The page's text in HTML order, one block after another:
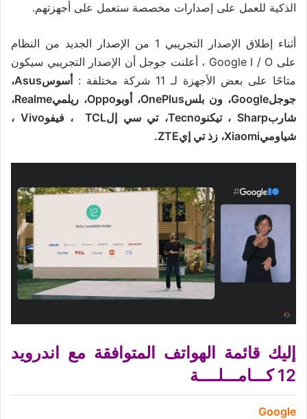
الذكية للعمل على إصدارات مخصصة ستعمل على أجهزتهم.
أثناء إطلاق الإصدار التجريبي 1 من الإصدار الجديد من النظام
على Google I / O ، أعلنت جوجل أن الإصدار التجريبي سيكون
متاحًا على بعض الأجهزة لـ 11 شركة مختلفة :
أسوسAsus،
جوجلGoogle، ون بلسOnePlus، أوبوOppo، ريلميRealme،
شاربSharp ، تيكنوTecno، تي سي إلTCL ، فيفوVivo ،
شياوميXiaomi، زذ تي إيZTE.
إليك قائمة الهواتف المتوافقة مع اندرويد
12 كـــامـــلــــة
Google